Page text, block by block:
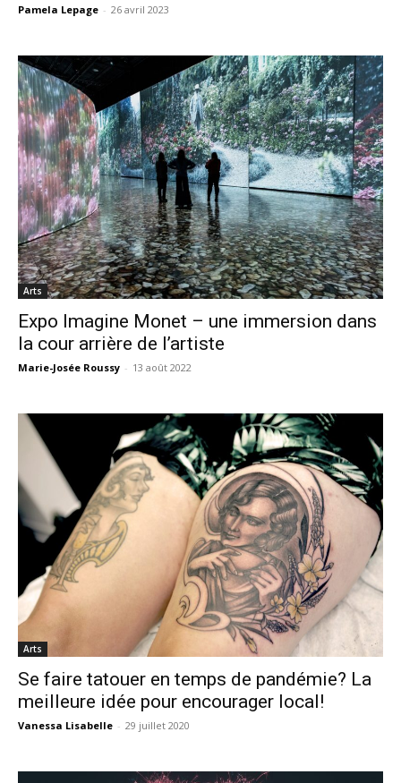
Pamela Lepage - 26 avril 2023
Arts
Expo Imagine Monet – une immersion dans
la cour arrière de l’artiste
Marie-Josée Roussy - 13 août 2022
Arts
Se faire tatouer en temps de pandémie? La
meilleure idée pour encourager local!
Vanessa Lisabelle - 29 juillet 2020